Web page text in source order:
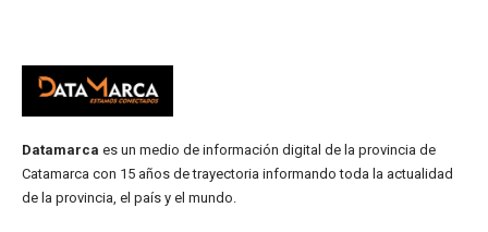
Datamarca es un medio de información digital de la provincia de
Catamarca con 15 años de trayectoria informando toda la actualidad
de la provincia, el país y el mundo.